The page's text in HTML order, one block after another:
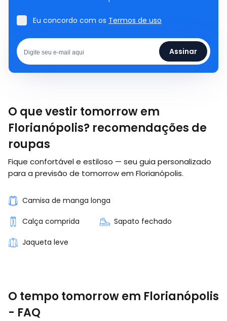
Eu concordo com os Termos de uso
Assinar
O que vestir tomorrow em
Florianópolis? recomendações de
roupas
Fique confortável e estiloso — seu guia personalizado
para a previsão de tomorrow em Florianópolis.
Camisa de manga longa
Calça comprida Sapato fechado
Jaqueta leve
O tempo tomorrow em Florianópolis
- FAQ